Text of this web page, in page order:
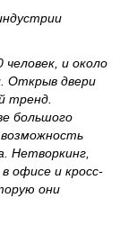
и около
Открыв двери
тренд.
большого
Нетворкинг,
офисе и кросс-
они